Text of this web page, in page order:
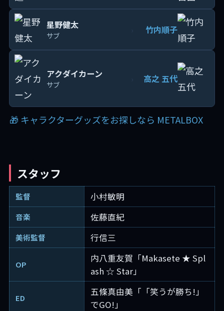
星野健太
サブ 竹内順子
アクダイカーン
サブ 高之 五代
🎁 キャラクターグッズをお探しなら METALBOX
スタッフ
監督 小村敏明
音楽 佐藤直紀
美術監督 行信三
OP
内八重友賀「Makasete ★ Spl
ash ☆ Star」
ED
五條真由美「「笑うが勝ち!」
でGO!」